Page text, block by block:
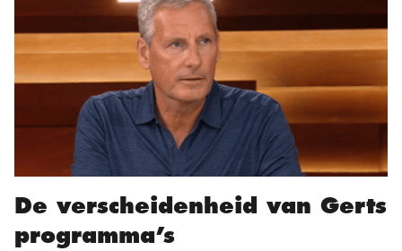
De verscheidenheid van Gerts
programma’s